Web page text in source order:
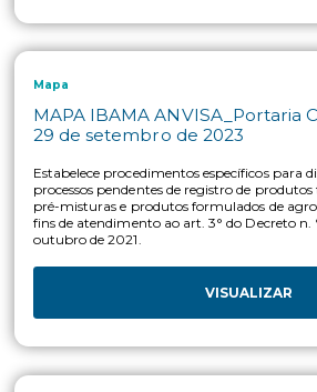
Mapa
MAPA ANVISA
Conjunta nº 25, de 14 de
Estabelecer os procedimentos a
ANVISA e IBAMA, para efeito das
obtenção do Registro Especial
técnicos, pré-misturas, agrotóxicos e
experimentação.